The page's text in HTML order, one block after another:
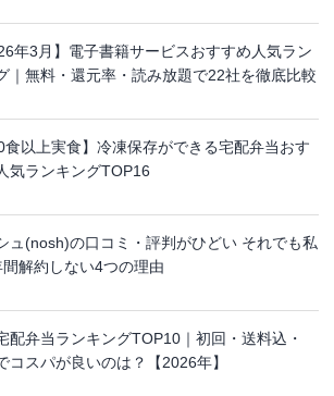
年3月】電子書籍サービスおすすめ人気ラン
｜無料・還元率・読み放題で22社を徹底比較
食以上実食】冷凍保存ができる宅配弁当おす
気ランキングTOP16
ュ(nosh)の口コミ・評判がひどい それでも私
解約しない4つの理由
配弁当ランキングTOP10｜初回・送料込・
コスパが良いのは？【2026年】